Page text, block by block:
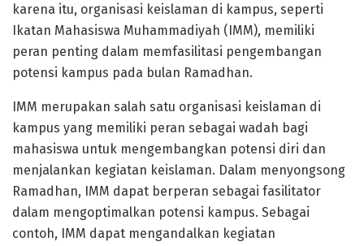
karena itu, organisasi keislaman di kampus, seperti
Ikatan Mahasiswa Muhammadiyah (IMM), memiliki
peran penting dalam memfasilitasi pengembangan
potensi kampus pada bulan Ramadhan.
IMM merupakan salah satu organisasi keislaman di
kampus yang memiliki peran sebagai wadah bagi
mahasiswa untuk mengembangkan potensi diri dan
menjalankan kegiatan keislaman. Dalam menyongsong
Ramadhan, IMM dapat berperan sebagai fasilitator
dalam mengoptimalkan potensi kampus. Sebagai
contoh, IMM dapat mengandalkan kegiatan